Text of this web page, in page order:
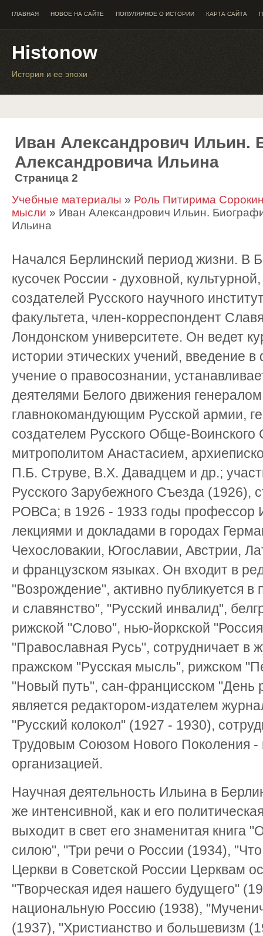
ГЛАВНАЯ НОВОЕ НА САЙТЕ ПОПУЛЯРНОЕ О ИСТОРИИ КАРТА САЙТА
Histonow
История и ее эпохи
Иван Александрович Ильин.
Александровича Ильина
Страница 2
Учебные материалы » Роль Питирима
мысли » Иван Александрович Ильин.
Ильина
Начался Берлинский период жизни. В
кусочек России - духовной,
создателей Русского научного
факультета, член-корреспондент
Лондонском университете. Он ведет
истории этических учений, введение
учение о правосознании,
деятелями Белого движения
главнокомандующим Русской армии,
создателем Русского Обще-
митрополитом Анастасием,
П.Б. Струве, В.Х. Давадцем и др.;
Русского Зарубежного Съезда (1926),
РОВСа; в 1926 - 1933 годы профессор
лекциями и докладами в городах
Чехословакии, Югославии, Австрии,
и французском языках. Он входит в
"Возрождение", активно публикуется в
и славянство", "Русский инвалид",
рижской "Слово", нью-йоркской
"Православная Русь", сотрудничает в
пражском "Русская мысль", рижском
"Новый путь", сан-францисском "День
является редактором-издателем
"Русский колокол" (1927 - 1930),
Трудовым Союзом Нового Поколения
организацией.
Научная деятельность Ильина в
же интенсивной, как и его
выходит в свет его знаменитая книга
силою", "Три речи о России (1934),
Церкви в Советской России Церквам
"Творческая идея нашего будущего"
национальную Россию (1938),
(1937), "Христианство и большевизм